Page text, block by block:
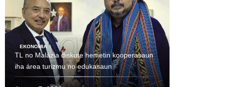
EKONOMIA
TL no Malázia diskute hemetin kooperasaun
iha área turizmu no edukasaun